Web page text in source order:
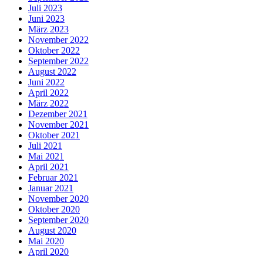
Juli 2023
Juni 2023
März 2023
November 2022
Oktober 2022
September 2022
August 2022
Juni 2022
April 2022
März 2022
Dezember 2021
November 2021
Oktober 2021
Juli 2021
Mai 2021
April 2021
Februar 2021
Januar 2021
November 2020
Oktober 2020
September 2020
August 2020
Mai 2020
April 2020